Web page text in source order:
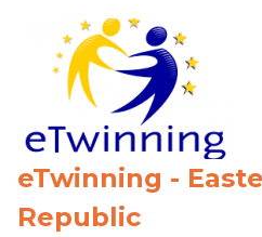
eTwinning -
Republic